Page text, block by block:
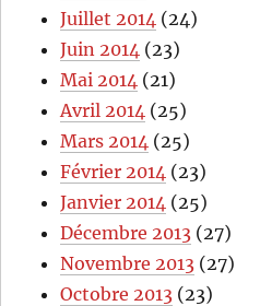
Juillet 2014 (24)
Juin 2014 (23)
Mai 2014 (21)
Avril 2014 (25)
Mars 2014 (25)
Février 2014 (23)
Janvier 2014 (25)
Décembre 2013 (27)
Novembre 2013 (27)
Octobre 2013 (23)